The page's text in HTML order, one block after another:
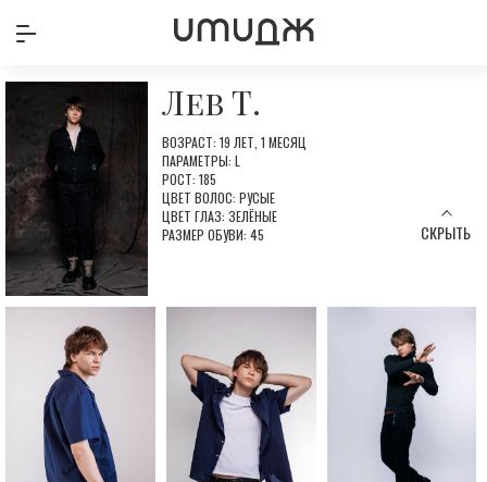
Лев Т.
ВОЗРАСТ: 19 ЛЕТ, 1 МЕСЯЦ
ПАРАМЕТРЫ: L
РОСТ: 185
ЦВЕТ ВОЛОС: РУСЫЕ
ЦВЕТ ГЛАЗ: ЗЕЛЁНЫЕ
РАЗМЕР ОБУВИ: 45
СКРЫТЬ